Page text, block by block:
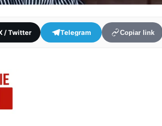
/ Twitter Telegram Copiar link